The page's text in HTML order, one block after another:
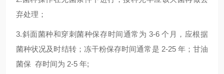
弃处理；
3.斜面菌种和穿刺菌种保存时间通常为 3-6 个月，应根据
菌种状况及时结转；冻干粉保存时间通常是 2-25 年；甘油
菌保 存时间为 2-5 年;